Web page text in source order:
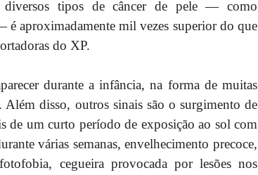
diversos tipos de câncer de pele — como
é aproximadamente mil vezes superior do que
do XP.
durante a infância, na forma de muitas
Além disso, outros sinais são o surgimento de
de um curto período de exposição ao sol com
várias semanas, envelhecimento precoce,
cegueira provocada por lesões nos